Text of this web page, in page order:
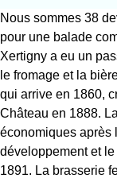
Nous sommes 38
pour une balade
Xertigny a eu un
le fromage et la
qui arrive en 1860,
Château en 1888.
économiques après
développement et
1891. La brasserie